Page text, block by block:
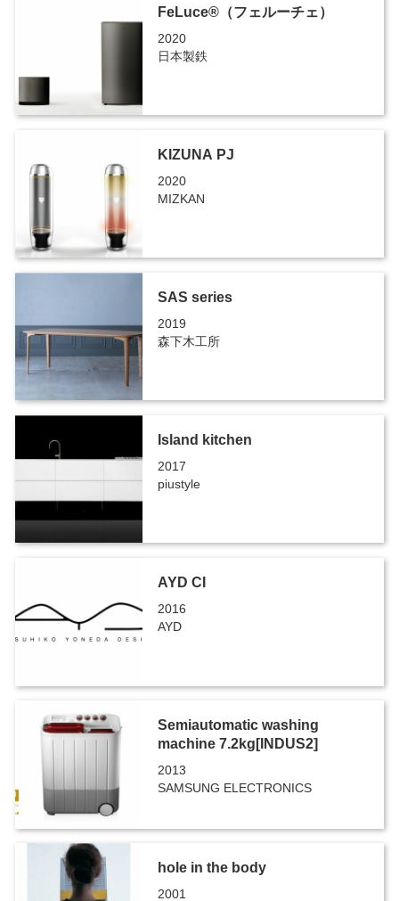
FeLuce®（フェルーチェ）
2020
日本製鉄
KIZUNA PJ
2020
MIZKAN
SAS series
2019
森下木工所
Island kitchen
2017
piustyle
AYD CI
2016
AYD
Semiautomatic washing
machine 7.2kg[INDUS2]
2013
SAMSUNG ELECTRONICS
hole in the body
2001